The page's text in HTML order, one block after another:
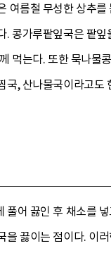
여름철 무성한 상추
. 콩가루팥잎국은 팥
먹는다. 또한 묵나
국, 산나물국이라고도
어 끓인 후 채소를
끓이는 점이다. 이